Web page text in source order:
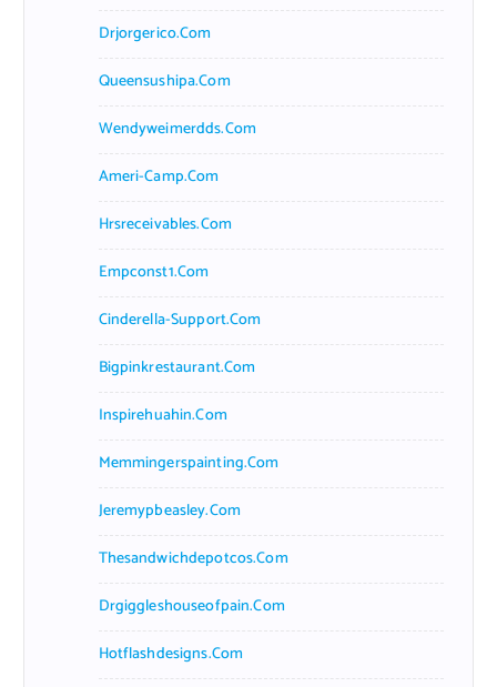
Drjorgerico.com
Queensushipa.com
Wendyweimerdds.com
Ameri-Camp.com
Hrsreceivables.com
Empconst1.com
Cinderella-Support.com
Bigpinkrestaurant.com
Inspirehuahin.com
Memmingerspainting.com
Jeremypbeasley.com
Thesandwichdepotcos.com
Drgiggleshouseofpain.com
Hotflashdesigns.com